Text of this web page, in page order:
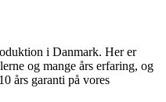
i Danmark. Her er
og mange års erfaring, og
års garanti på vores